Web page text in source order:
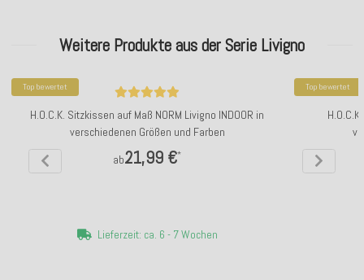
Weitere Produkte aus der Serie Livigno
Top bewertet
H.O.C.K. Sitzkissen auf Maß NORM Livigno INDOOR in
verschiedenen Größen und Farben
ab21,99 €*
Lieferzeit: ca. 6 - 7 Wochen
Top bewertet